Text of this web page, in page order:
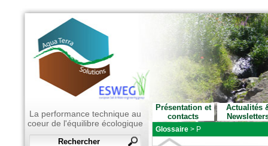
La performance technique au
coeur de l'équilibre écologique
Présentation et
contacts
Actualités
Glossaire > P